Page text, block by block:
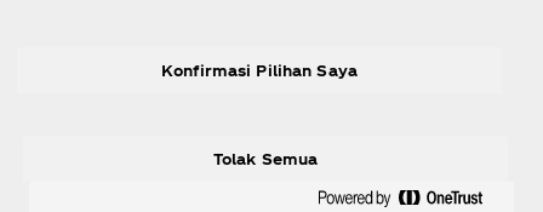
Tolak Semua
Konfirmasi Pilihan Saya